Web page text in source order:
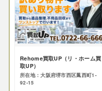
Rehome買取UP（リ・ホーム買
取UP）
所在地：大阪府堺市西区鳳西町1-
92-15